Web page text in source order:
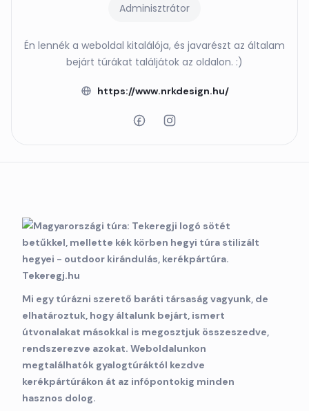
Adminisztrátor
Én lennék a weboldal kitalálója, és javarészt az általam
bejárt túrákat találjátok az oldalon. :)
https://www.nrkdesign.hu/
Mi egy túrázni szerető baráti társaság vagyunk, de
elhatároztuk, hogy általunk bejárt, ismert
útvonalakat másokkal is megosztjuk összeszedve,
rendszerezve azokat. Weboldalunkon
megtalálhatók gyalogtúráktól kezdve
kerékpártúrákon át az infópontokig minden
hasznos dolog.